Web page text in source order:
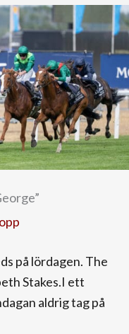
på lördagen. The
Stakes.I ett
aldrig tag på